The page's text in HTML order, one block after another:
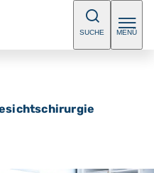
SUCHE MENÜ